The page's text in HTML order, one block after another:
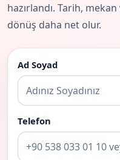
hazırlandı. Tarih,
dönüş daha net olur.
Ad Soyad
Telefon